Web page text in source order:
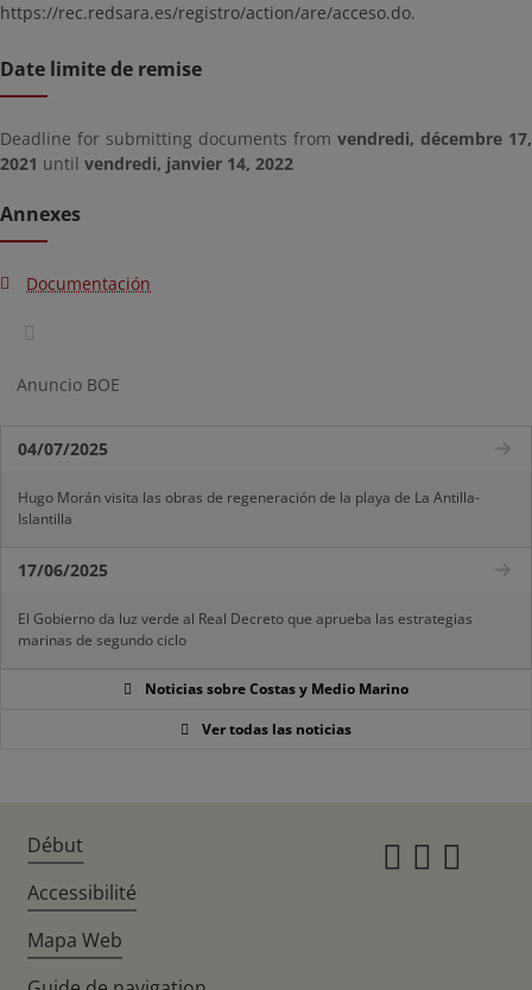
https://rec.redsara.es/registro/action/are/acceso.do.
Date limite de remise
Deadline for submitting documents from vendredi, décembre 17,
2021 until vendredi, janvier 14, 2022
Annexes
Documentación
Anuncio BOE
04/07/2025
Hugo Morán visita las obras de regeneración de la playa de La Antilla-
Islantilla
17/06/2025
El Gobierno da luz verde al Real Decreto que aprueba las estrategias
marinas de segundo ciclo
Noticias sobre Costas y Medio Marino
Ver todas las noticias
Début
Accessibilité
Mapa Web